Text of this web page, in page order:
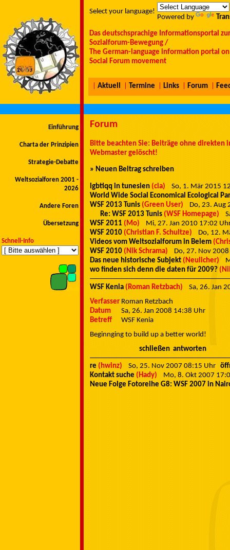
Select your language!
Powered by
Das deutschsprachige Informationsportal
Sozialforum-Bewegung /
The German-language information portal
Social Forum movement
Aktuell Termine Links Forum
Einführung
Charta der Prinzipien
Strategie-Debatte
Weltsozialforen 2001 -
2026
Andere Foren
Übersetzung
Schnell-Info
Forum
Bitte beachten Sie: Beiträge ohne direkten
Webmaster gelöscht!
» Neuen Beitrag schreiben
lgbtiqq in tunesien (cia)
So, 1. Mär 2015
World Wide Social Economical Ecological
WSF 2013 Tunis (Green User)
Do, 23.
Re: WSF 2013 Tunis (WSF Homepage)
WSF 2011 (Mo)
Mi, 27. Jan 2010 17:02
WSF 2010 (Christian F. Schultze)
Do, 12.
Videos vom Weltsozialforum in Belem
WSF 2010 (Nik Schrama)
Do, 27. Nov
Das neue historische Subjekt (Neulicher)
wo finden sich denn die daten für 2009?
WSF Kenia (Roman Retzbach)
Sa, 26. Jan
Verfasser Roman Retzbach
Datum
Sa, 26. Jan 2008 14:38 Uhr
Betreff
WSF Kenia
Beginnging to build up a better world!
schließen antworten
re (hwinz) So, 25. Nov 2007 08:15 Uhr
Kontakt suche (Hady)
Mo, 8. Okt 2007
Neue Folge Fotoreihe G8: WSF 2007 in